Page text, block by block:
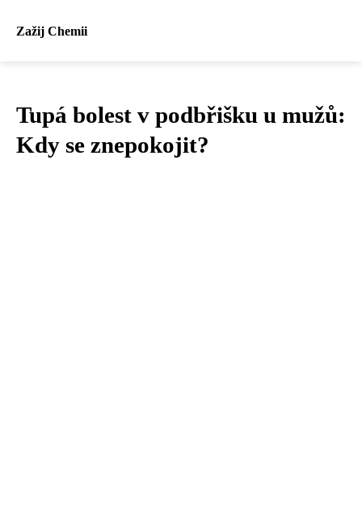
Zažij Chemii
Tupá bolest v podbřišku u mužů:
Kdy se znepokojit?